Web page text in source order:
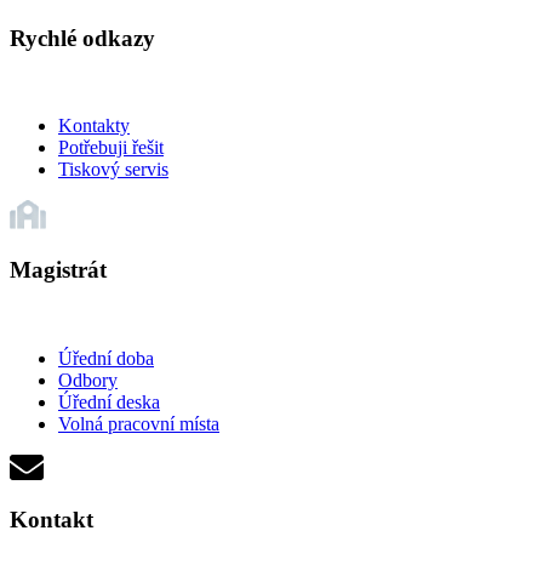
Rychlé odkazy
Kontakty
Potřebuji řešit
Tiskový servis
Magistrát
Úřední doba
Odbory
Úřední deska
Volná pracovní místa
Kontakt